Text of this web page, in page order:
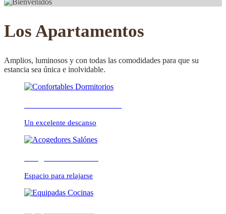
CONFORTABLE
ambientes cálidos y
relajados
Los Apartamentos
Amplios, luminosos y con todas las comodidades para que su
estancia sea única e inolvidable.
Un excelente descanso
Espacio para relajarse